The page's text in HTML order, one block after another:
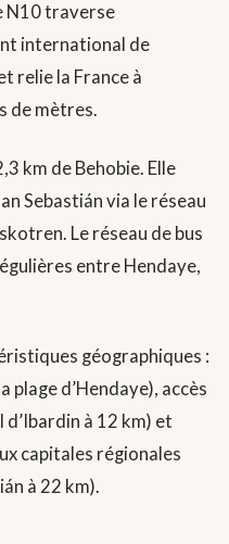
N10 traverse
international de
relie la France à
de mètres.
km de Behobie. Elle
Sebastián via le réseau
Le réseau de bus
entre Hendaye,
géographiques :
plage d’Hendaye), accès
à 12 km) et
capitales régionales
à 22 km).